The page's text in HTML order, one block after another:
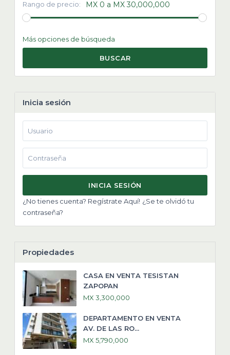
Rango de precio: MX 0 a MX 30,000,000
Más opciones de búsqueda
BUSCAR
Inicia sesión
INICIA SESIÓN
¿No tienes cuenta? Regístrate Aquí! ¿Se te olvidó tu
contraseña?
Propiedades
CASA EN VENTA TESISTAN
ZAPOPAN
MX 3,300,000
DEPARTAMENTO EN VENTA
AV. DE LAS RO...
MX 5,790,000